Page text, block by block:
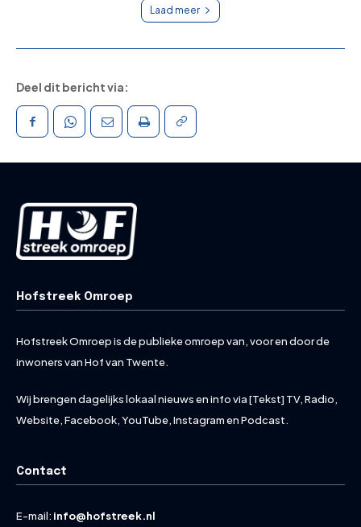
Laad meer
Deel dit bericht via:
Hofstreek Omroep
Hofstreek Omroep is de publieke omroep van, voor en door de
inwoners van Hof van Twente.
Wij brengen dagelijks lokaal nieuws en info via [Tekst] TV, Radio,
Website, Facebook, YouTube, Instagram en Podcast.
Contact
E-mail: info@hofstreek.nl